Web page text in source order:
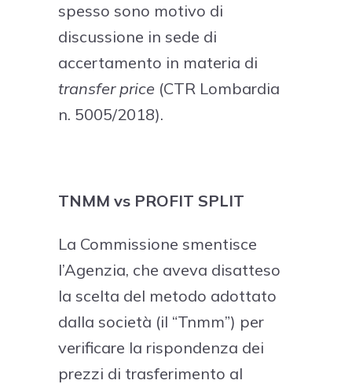
spesso sono motivo di
discussione in sede di
accertamento in materia di
transfer price (CTR Lombardia
n. 5005/2018).
TNMM vs PROFIT SPLIT
La Commissione smentisce
l’Agenzia, che aveva disatteso
la scelta del metodo adottato
dalla società (il “Tnmm”) per
verificare la rispondenza dei
prezzi di trasferimento al